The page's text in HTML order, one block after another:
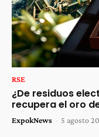
RSE
¿De residuos
recupera el oro
ExpokNews - 5 agosto